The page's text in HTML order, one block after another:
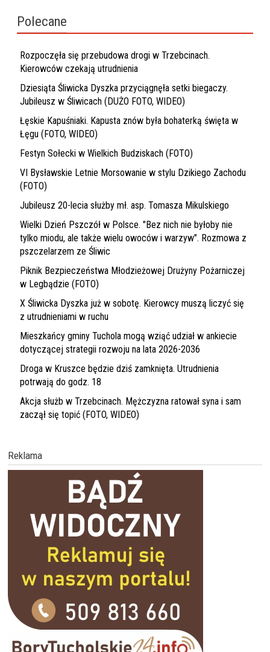
Polecane
Rozpoczęła się przebudowa drogi w Trzebcinach.
Kierowców czekają utrudnienia
Dziesiąta Śliwicka Dyszka przyciągnęła setki biegaczy.
Jubileusz w Śliwicach (DUŻO FOTO, WIDEO)
Łęskie Kapuśniaki. Kapusta znów była bohaterką święta w
Łęgu (FOTO, WIDEO)
Festyn Sołecki w Wielkich Budziskach (FOTO)
VI Bysławskie Letnie Morsowanie w stylu Dzikiego Zachodu
(FOTO)
Jubileusz 20-lecia służby mł. asp. Tomasza Mikulskiego
Wielki Dzień Pszczół w Polsce. "Bez nich nie byłoby nie
tylko miodu, ale także wielu owoców i warzyw". Rozmowa z
pszczelarzem ze Śliwic
Piknik Bezpieczeństwa Młodzieżowej Drużyny Pożarniczej
w Legbądzie (FOTO)
X Śliwicka Dyszka już w sobotę. Kierowcy muszą liczyć się
z utrudnieniami w ruchu
Mieszkańcy gminy Tuchola mogą wziąć udział w ankiecie
dotyczącej strategii rozwoju na lata 2026-2036
Droga w Kruszce będzie dziś zamknięta. Utrudnienia
potrwają do godz. 18
Akcja służb w Trzebcinach. Mężczyzna ratował syna i sam
zaczął się topić (FOTO, WIDEO)
Reklama